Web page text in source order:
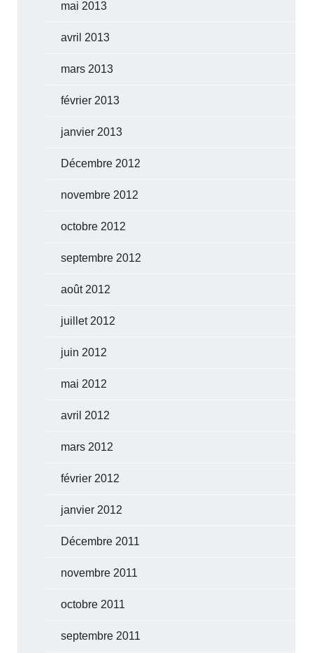
mai 2013
avril 2013
mars 2013
février 2013
janvier 2013
Décembre 2012
novembre 2012
octobre 2012
septembre 2012
août 2012
juillet 2012
juin 2012
mai 2012
avril 2012
mars 2012
février 2012
janvier 2012
Décembre 2011
novembre 2011
octobre 2011
septembre 2011